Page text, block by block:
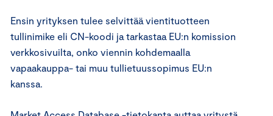
Ensin yrityksen tulee selvittää vientituotteen
tullinimike eli CN-koodi ja tarkastaa EU:n komission
verkkosivuilta, onko viennin kohdemaalla
vapaakauppa- tai muu tullietuussopimus EU:n
kanssa.